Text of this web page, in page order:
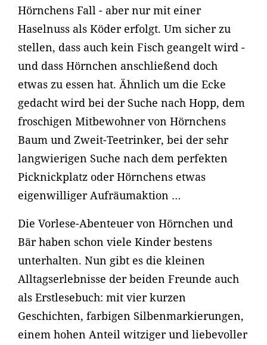
Hörnchens Fall - aber nur mit einer
Haselnuss als Köder erfolgt. Um sicher zu
stellen, dass auch kein Fisch geangelt wird -
und dass Hörnchen anschließend doch
etwas zu essen hat. Ähnlich um die Ecke
gedacht wird bei der Suche nach Hopp, dem
froschigen Mitbewohner von Hörnchens
Baum und Zweit-Teetrinker, bei der sehr
langwierigen Suche nach dem perfekten
Picknickplatz oder Hörnchens etwas
eigenwilliger Aufräumaktion …
Die Vorlese-Abenteuer von Hörnchen und
Bär haben schon viele Kinder bestens
unterhalten. Nun gibt es die kleinen
Alltagserlebnisse der beiden Freunde auch
als Erstlesebuch: mit vier kurzen
Geschichten, farbigen Silbenmarkierungen,
einem hohen Anteil witziger und liebevoller